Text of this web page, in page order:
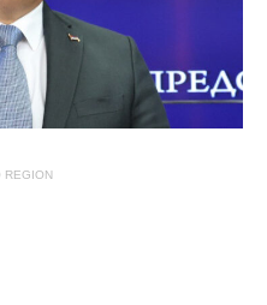
REGION